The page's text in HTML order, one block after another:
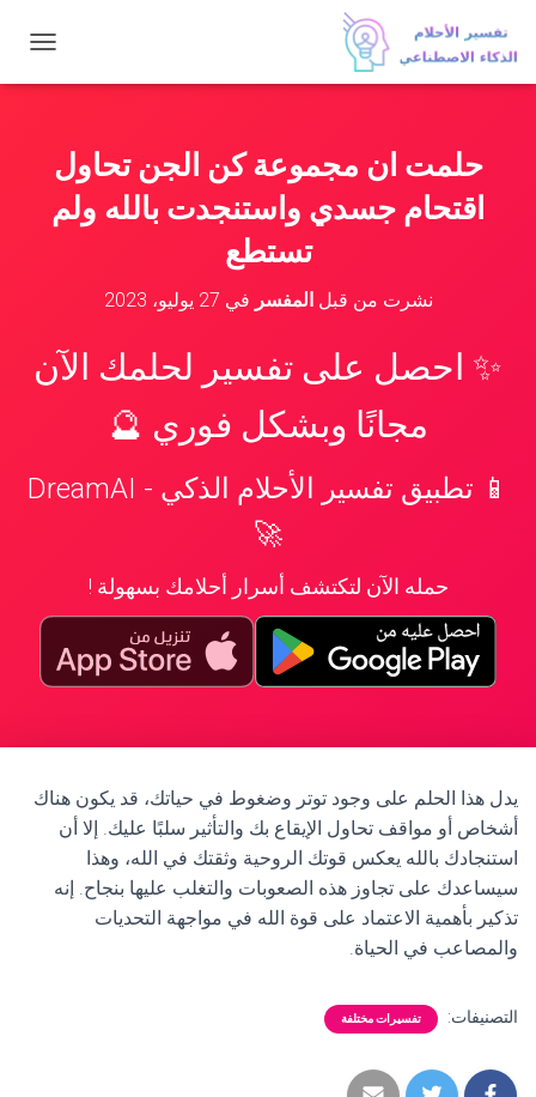
ب
حلمت ان مجموعة كن الجن تحاول
اقتحام جسدي واستنجدت بالله ولم
تستطع
نشرت من قبلالمفسر في 27 يوليو، 2023
✨ احصل على تفسير لحلمك الآن
مجانًا وبشكل فوري 🔮
📱 تطبيق تفسير الأحلام الذكي - DreamAI
🚀
حمله الآن لتكتشف أسرار أحلامك بسهولة !
يدل هذا الحلم على وجود توتر وضغوط في حياتك، قد يكون هناك
أشخاص أو مواقف تحاول الإيقاع بك والتأثير سلبًا عليك. إلا أن
استنجادك بالله يعكس قوتك الروحية وثقتك في الله، وهذا
سيساعدك على تجاوز هذه الصعوبات والتغلب عليها بنجاح. إنه
تذكير بأهمية الاعتماد على قوة الله في مواجهة التحديات
والمصاعب في الحياة.
التصنيفات: تفسيرات مختلفة